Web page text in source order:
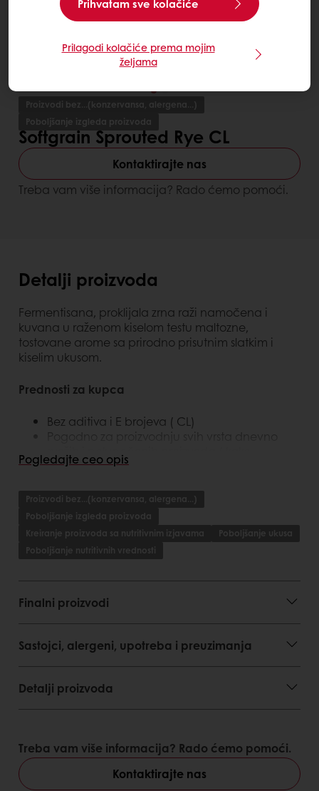
Proizvodi bez...(konzervansa, alergena...)
Poboljšanje izgleda proizvoda
Softgrain Sprouted Rye CL
Kontaktirajte nas
Treba vam više informacija? Rado ćemo pomoći.
Detalji proizvoda
Fermentisana, proklijala zrna raži namočena i
kuvana u raženom kiselom testu maltozne,
tostovane arome sa prirodno prisutnim slatkim i
kiselim ukusom.
Prednosti za kupca
Bez aditiva i E brojeva ( CL)
Pogodno za proizvodnju svih vrsta dnevno
pšeničnih tako i ražanih), takođe za tostove,
Laka primena, na početku ili kraju zamesa.
Prednosti za kupca
Bogato vlaknima
Pogledajte ceo opis
Proizvodi bez...(konzervansa, alergena...)
Poboljšanje izgleda proizvoda
Kreiranje proizvoda sa nutritivnim izjavama
Poboljšanje ukusa
Poboljšanje nutritivnih vrednosti
Finalni proizvodi
Sastojci, alergeni, upotreba i preuzimanja
Detalji proizvoda
Treba vam više informacija? Rado ćemo pomoći.
Kontaktirajte nas
Prihvatam sve kolačiće
Prilagodi kolačiće prema mojim
željama